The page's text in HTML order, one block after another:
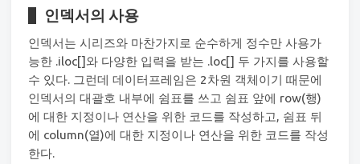
인덱서의 사용
인덱서는 시리즈와 마찬가지로 순수하게 정수만 사용가
능한 .iloc[]와 다양한 입력을 받는 .loc[] 두 가지를 사용할
수 있다. 그런데 데이터프레임은 2차원 객체이기 때문에
인덱서의 대괄호 내부에 쉼표를 쓰고 쉼표 앞에 row(행)
에 대한 지정이나 연산을 위한 코드를 작성하고, 쉼표 뒤
에 column(열)에 대한 지정이나 연산을 위한 코드를 작성
한다.